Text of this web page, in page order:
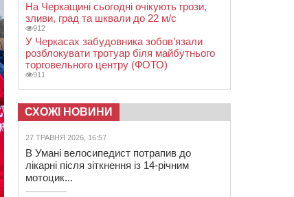
На Черкащині сьогодні очікують грози,
зливи, град та шквали до 22 м/с
912
У Черкасах забудовника зобов’язали
розблокувати тротуар біля майбутнього
торговельного центру (ФОТО)
911
СХОЖІ НОВИНИ
27 ТРАВНЯ 2026, 16:57
В Умані велосипедист потрапив до
лікарні після зіткнення із 14-річним
мотоцик...